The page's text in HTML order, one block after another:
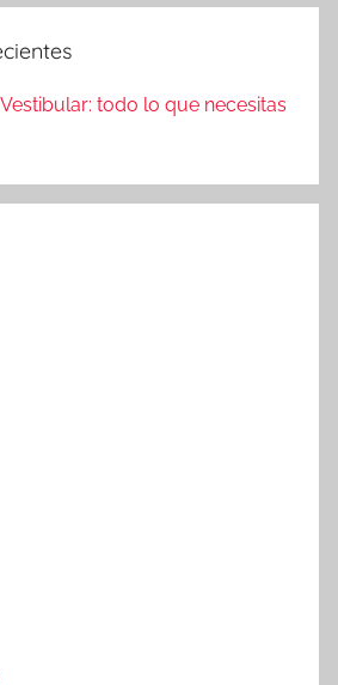
todo lo que necesitas